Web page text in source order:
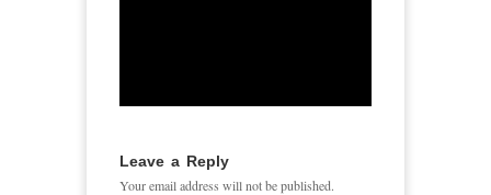
Leave a Reply
Your email address will not be published.